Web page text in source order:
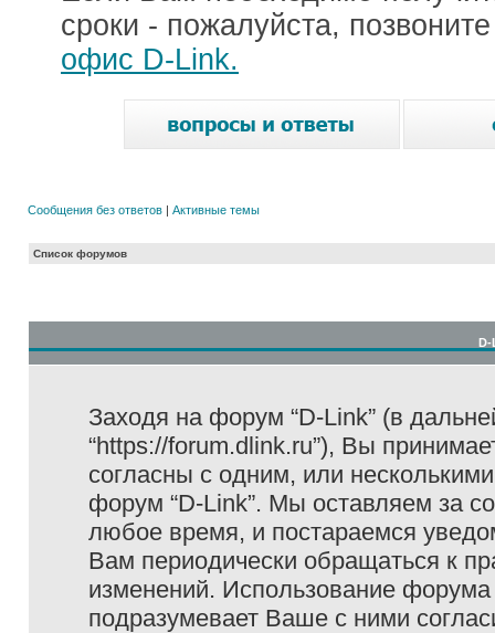
сроки - пожалуйста,
офис D-Link.
Сообщения без ответов | Активные темы
Список форумов
D-
Заходя на форум “D-Link” (в
“https://forum.dlink.ru”), Вы
согласны с одним, или
форум “D-Link”. Мы оставляем за
любое время, и постараемся
Вам периодически обращаться к
изменений. Использование
подразумевает Ваше с ними